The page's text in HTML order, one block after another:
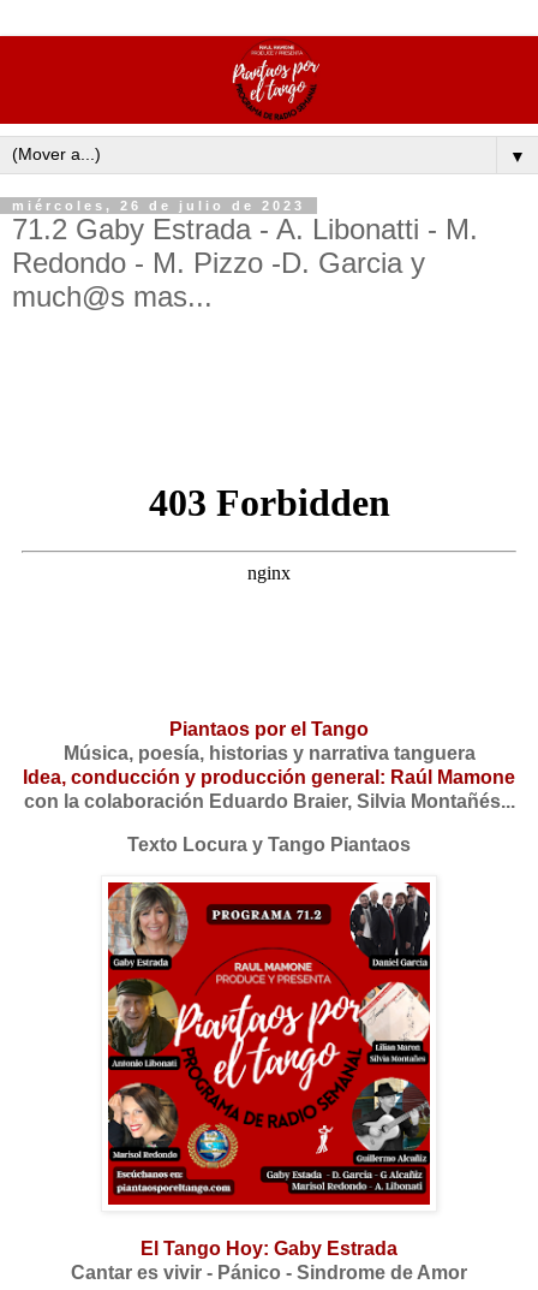
▼
miércoles, 26 de julio de 2023
71.2 Gaby Estrada - A. Libonatti - M.
Redondo - M. Pizzo -D. Garcia y
much@s mas...
Piantaos por el Tango
Música, poesía, historias y narrativa tanguera
Idea, conducción y producción general: Raúl Mamone
con la colaboración Eduardo Braier, Silvia Montañés...
Texto Locura y Tango Piantaos
El Tango Hoy: Gaby Estrada
Cantar es vivir - Pánico - Sindrome de Amor